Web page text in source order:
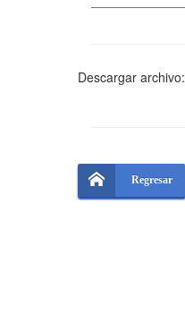
Descargar archivo:
Regresar